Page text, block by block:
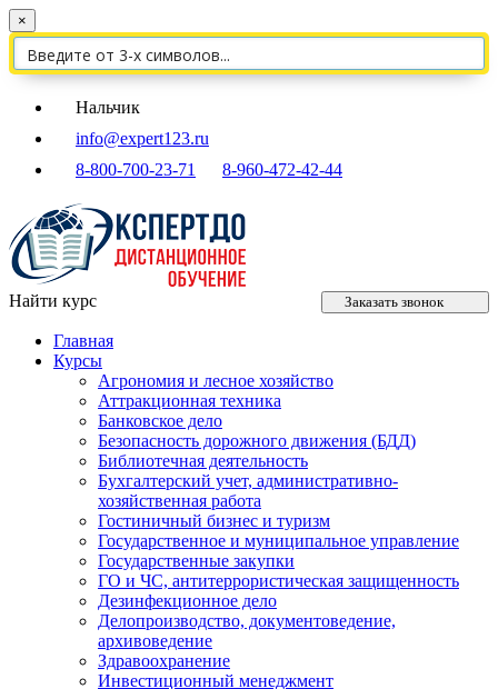
×
Нальчик
info@expert123.ru
8-800-700-23-71
8-960-472-42-44
Найти курс Заказать звонок
Главная
Курсы
Агрономия и лесное хозяйство
Аттракционная техника
Банковское дело
Безопасность дорожного движения (БДД)
Библиотечная деятельность
Бухгалтерский учет, административно-
хозяйственная работа
Гостиничный бизнес и туризм
Государственное и муниципальное управление
Государственные закупки
ГО и ЧС, антитеррористическая защищенность
Дезинфекционное дело
Делопроизводство, документоведение,
архивоведение
Здравоохранение
Инвестиционный менеджмент